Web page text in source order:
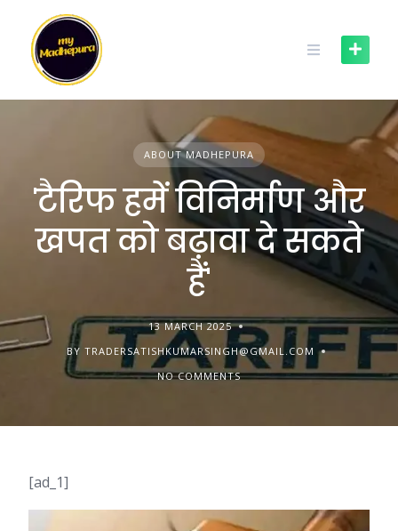
content
ABOUT MADHEPURA
'टैरिफ हमें विनिर्माण और
खपत को बढ़ावा दे सकते
हैं'
13 MARCH 2025
BY TRADERSATISHKUMARSINGH@GMAIL.COM
NO COMMENTS
[ad_1]